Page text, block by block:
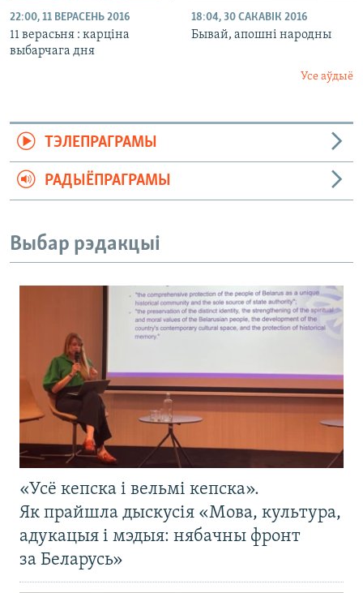
22:00, 11 ВЕРАСЕНЬ 2016
11 верасьня : карціна
выбарчага дня
18:04, 30 САКАВІК 2016
Бывай, апошні народны
Усе аўдыё
ТЭЛЕПРАГРАМЫ
РАДЫЁПРАГРАМЫ
Выбар рэдакцыі
«Усё кепска і вельмі кепска».
Як прайшла дыскусія «Мова, культура,
адукацыя і мэдыя: нябачны фронт
за Беларусь»